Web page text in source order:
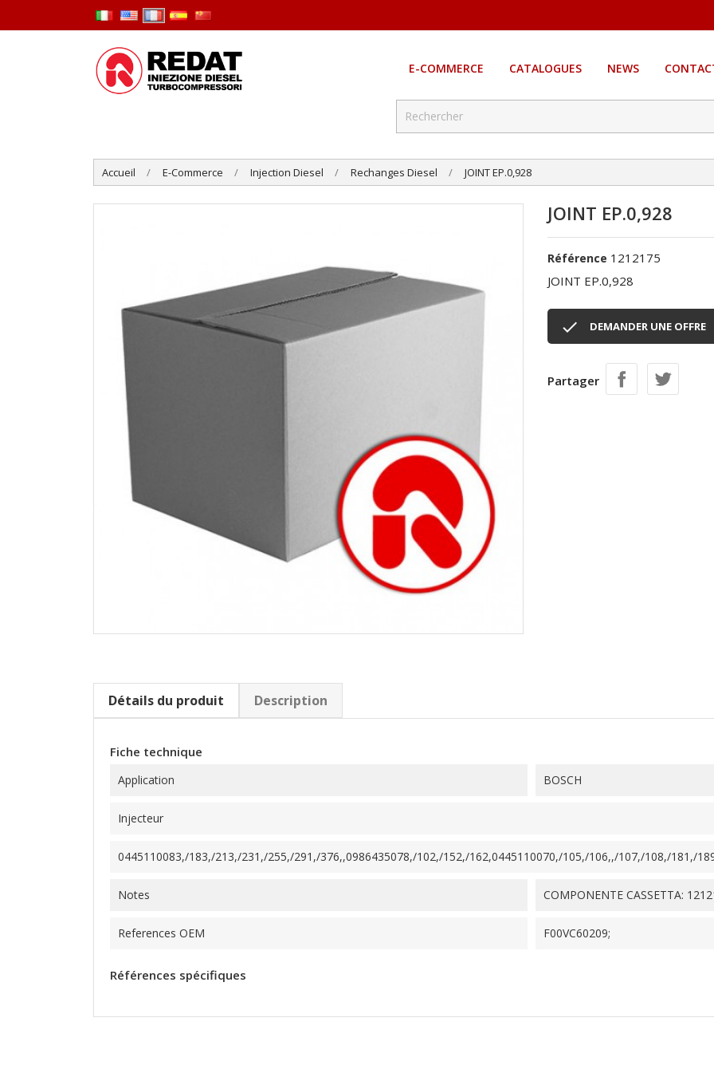
E-COMMERCE CATALOGUES NEWS
Accueil E-Commerce Injection Diesel Rechanges Diesel JOINT EP.0,928
JOINT EP.0,928
Référence 1212175
JOINT EP.0,928
 DEMANDER UNE OFFRE
Partager
Détails du produit Description
Fiche technique
Application BOSCH
Injecteur
0445110083,/183,/213,/231,/255,/291,/376,,0986435078,/102,/152,/162,0445110070,/105,/106,,/107,/108,/181,/
Notes COMPONENTE CASSETTA:
References OEM F00VC60209;
Références spécifiques